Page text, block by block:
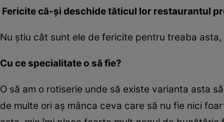
Fericite că-și deschide tăticul lor restaurantul
Nu știu cât sunt ele de fericite pentru treaba
Cu ce specialitate o să fie?
O să am o rotiserie unde să existe varianta asta
de multe ori aș mânca ceva care să nu fie nici